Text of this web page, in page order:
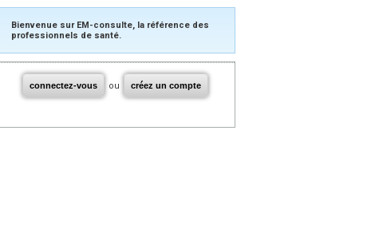
Bienvenue sur EM-consulte, la référence des
professionnels de santé.
connectez-vous ou créez un compte